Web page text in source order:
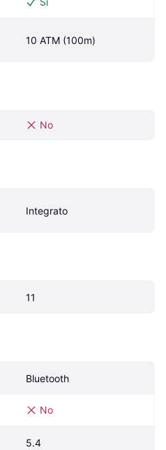
10 ATM (100m)
No
Integrato
11
Bluetooth
No
5.4